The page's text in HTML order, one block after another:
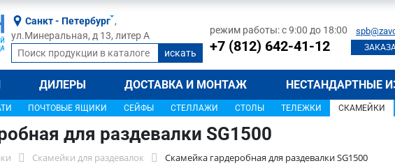
Санкт - Петербург ,
ул.Минеральная, д 13, литер А
режим работы: с 9:00 до 18:00
+7 (812) 642-41-12
ДИЛЕРЫ ДОСТАВКА И МОНТАЖ НЕСТАНДАРТНЫЕ
ПОЧТОВЫЕ ЯЩИКИ СЕЙФЫ СТЕЛЛАЖИ СТОЛЫ ТЕЛЕЖКИ СКАМЕЙКИ
для раздевалки SG1500
Скамейки для раздевалок Скамейка гардеробная для раздевалки SG1500